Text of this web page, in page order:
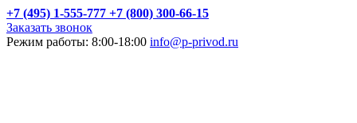
+7 (495) 1-555-777 +7 (800) 300-66-15
Заказать звонок
Режим работы: 8:00-18:00 info@p-privod.ru